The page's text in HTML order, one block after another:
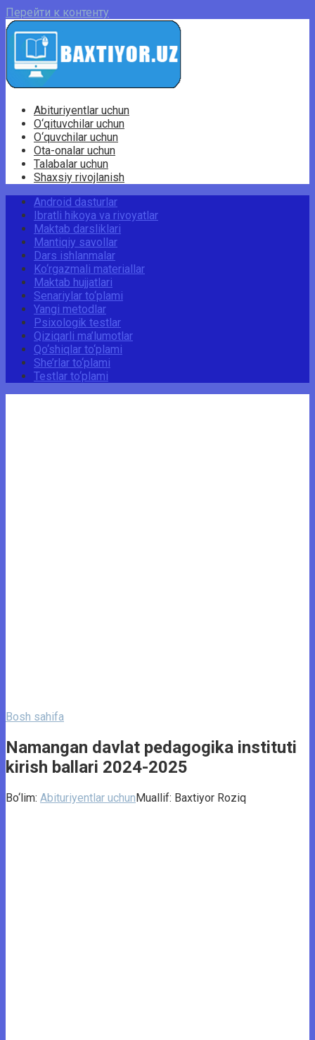
Перейти к контенту
Abituriyentlar uchun
O‘qituvchilar uchun
O‘quvchilar uchun
Ota-onalar uchun
Talabalar uchun
Shaxsiy rivojlanish
Android dasturlar
Ibratli hikoya va rivoyatlar
Maktab darsliklari
Mantiqiy savollar
Dars ishlanmalar
Ko‘rgazmali materiallar
Maktab hujjatlari
Senariylar to‘plami
Yangi metodlar
Psixologik testlar
Qiziqarli ma’lumotlar
Qo‘shiqlar to‘plami
She’rlar to‘plami
Testlar to‘plami
Bosh sahifa
Namangan davlat pedagogika instituti
kirish ballari 2024-2025
Bo‘lim: Abituriyentlar uchunMuallif: Baxtiyor Roziq